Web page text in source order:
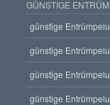
GÜNSTIGE
günstige
günstige
günstige
günstige